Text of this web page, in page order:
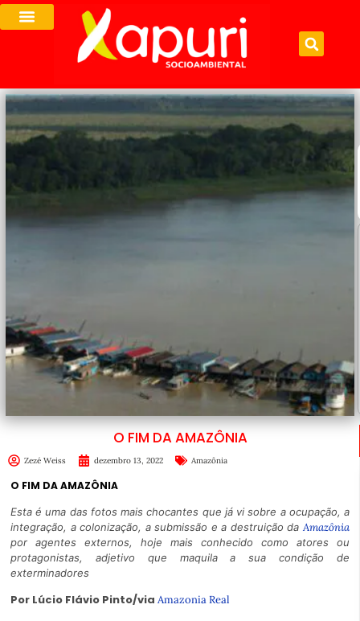
O FIM DA AMAZÔNIA
Zezé Weiss dezembro 13, 2022 Amazônia
O FIM DA AMAZÔNIA
Esta é uma das fotos mais chocantes que já vi sobre a ocupação, a
integração, a colonização, a submissão e a destruição da Amazônia
por agentes externos, hoje mais conhecido como atores ou
protagonistas, adjetivo que maquila a sua condição de
exterminadores
Por Lúcio Flávio Pinto/via Amazonia Real